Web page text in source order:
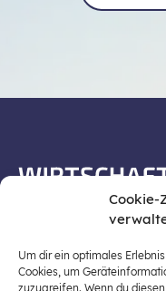
Cookie-
Um dir ein optimales
Cookies, um
zuzugreifen. Wenn du
Stiftung für
Plattform für die